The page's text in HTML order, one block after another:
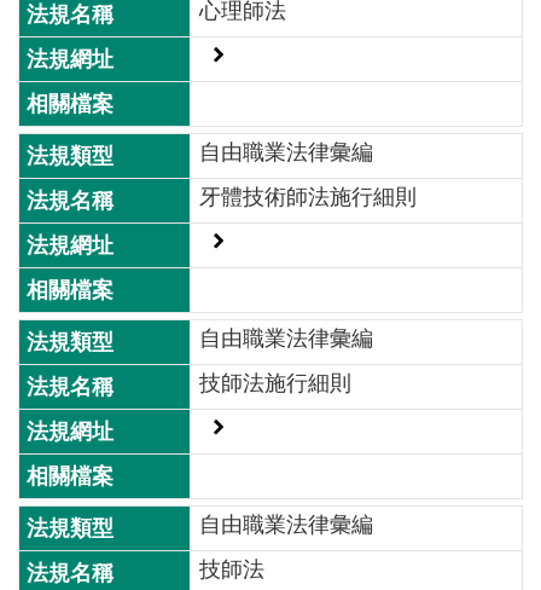
全
政
策
隱
私
權
保
護
政
策
政
府
網
站
資
料
開
放
心理師法
自由職業法律彙編
牙體技術師法施行細則
自由職業法律彙編
技師法施行細則
自由職業法律彙編
技師法